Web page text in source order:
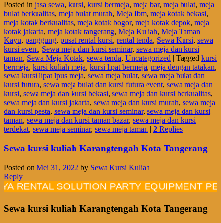
Posted in jasa sewa, kursi, kursi bermeja, meja bar, meja bulat, meja
bulat berkualitas, meja bulat murah, Meja Ibm, meja kotak bekasi,
meja kotak berkualitas, meja kotak bogor, meja kotak depok, meja
kotak jakarta, meja kotak tangerang, Meja Kuliah, Meja Taman
Kayu, panggung, pusat rental kursi, rental tenda, Sewa Kursi, sewa
kursi event, Sewa meja dan kursi seminar, sewa meja dan kursi
taman, Sewa Meja Kotak, sewa tenda, Uncategorized | Tagged kursi
bermeja, kursi kuliah meja, kursi lipat bermeja, meja dengan tatakan,
sewa kursi lipat lpus meja, sewa meja bulat, sewa meja bulat dan
kursi futura, sewa meja bulat dan kursi futura event, sewa meja dan
kursi, sewa meja dan kursi bekasi, sewa meja dan kursi berkualitas,
sewa meja dan kursi jakarta, sewa meja dan kursi murah, sewa meja
dan kursi pesta, sewa meja dan kursi seminar, sewa meja dan kursi
taman, sewa meja dan kursi taman bazar, sewa meja dan kursi
terdekat, sewa meja seminar, sewa meja taman | 2 Replies
Sewa kursi kuliah Karangtengah Kota Tangerang
Posted on Mei 31, 2022 by Sewa Kursi Kuliah
Reply
SOLUTION PARTY EQUIPMENT
Sewa kursi kuliah Karangtengah Kota Tangerang